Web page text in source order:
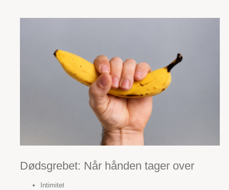
Dødsgrebet: Når hånden tager over
Intimitet